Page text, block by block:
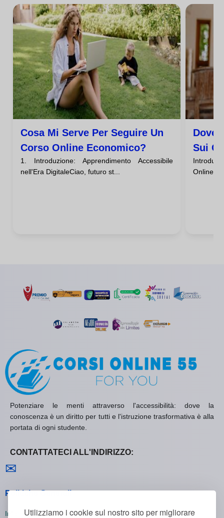
Utilizziamo i cookie sul nostro sito per migliorare
Cosa Mi Serve Per Seguire Un
Corso Online Economico?
1. Introduzione: Apprendimento Accessibile
nell'Era DigitaleCiao, futuro st...
Dove
Sui
Online
Potenziare le menti attraverso l'accessibilità: dove la
conoscenza è un diritto per tutti e l'istruzione trasformativa è alla
portata di ogni studente.
CONTATTATECI ALL'INDIRIZZO:
✉
Politiche Generali
Informativa sulla Privacy